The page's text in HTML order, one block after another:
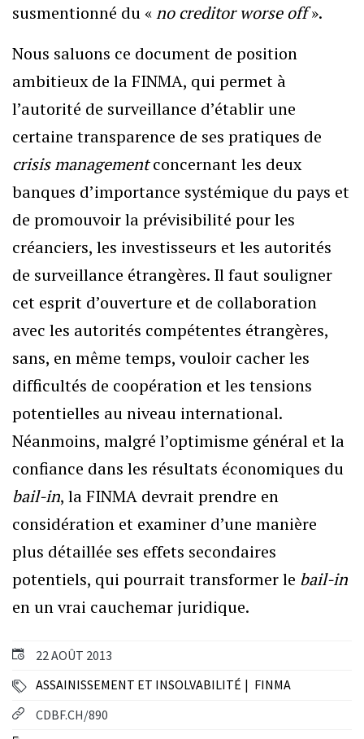
22 AOÛT 2013
ASSAINISSEMENT ET INSOLVABILITÉ
FINMA
CDBF.CH/890
susmentionné du «no creditor worse off».
Nous saluons ce document de position
ambitieux de la FINMA, qui permet à
l’autorité de surveillance d’établir une
certaine transparence de ses pratiques de
crisis managementconcernant les deux
banques d’importance systémique du pays et
de promouvoir la prévisibilité pour les
créanciers, les investisseurs et les autorités
de surveillance étrangères. Il faut souligner
cet esprit d’ouverture et de collaboration
avec les autorités compétentes étrangères,
sans, en même temps, vouloir cacher les
difficultés de coopération et les tensions
potentielles au niveau international.
Néanmoins, malgré l’optimisme général et la
confiance dans les résultats économiques du
bail-in, la FINMA devrait prendre en
considération et examiner d’une manière
plus détaillée ses effets secondaires
potentiels, qui pourrait transformer le bail-in
en un vrai cauchemar juridique.